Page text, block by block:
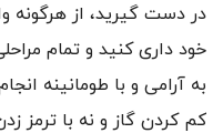
در دست گیرید، از
خود داری کنید و تمام
به آرامی و با طومانینه
کم کردن گاز و نه با ترمز